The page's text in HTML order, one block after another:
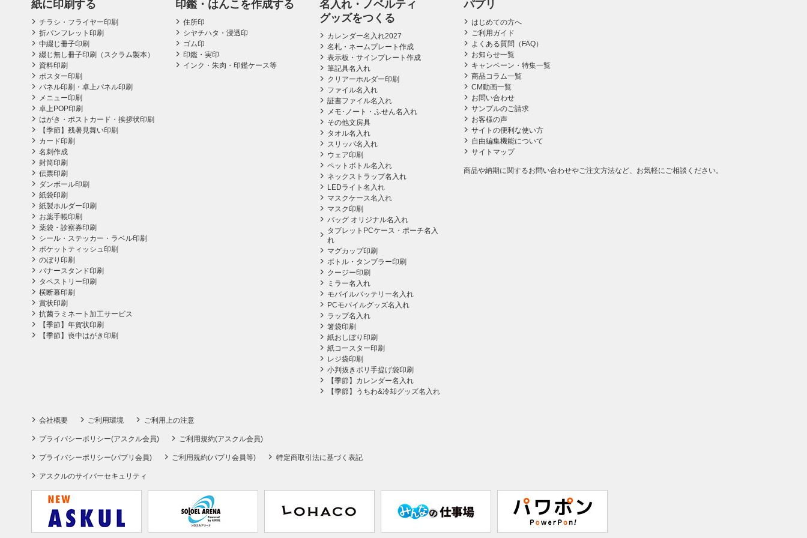
紙に印刷する
チラシ・フライヤー印刷
折パンフレット印刷
中綴じ冊子印刷
綴じ無し冊子印刷（スクラム製本）
資料印刷
ポスター印刷
パネル印刷・卓上パネル印刷
メニュー印刷
卓上POP印刷
はがき・ポストカード・挨拶状印刷
【季節】残暑見舞い印刷
カード印刷
名刺作成
封筒印刷
伝票印刷
ダンボール印刷
紙袋印刷
紙製ホルダー印刷
お薬手帳印刷
薬袋・診察券印刷
シール・ステッカー・ラベル印刷
ポケットティッシュ印刷
のぼり印刷
バナースタンド印刷
タペストリー印刷
横断幕印刷
賞状印刷
抗菌ラミネート加工サービス
【季節】年賀状印刷
【季節】喪中はがき印刷
印鑑・はんこを作成する
住所印
シヤチハタ・浸透印
ゴム印
印鑑・実印
インク・朱肉・印鑑ケース等
名入れ・ノベルティ
グッズをつくる
カレンダー名入れ2027
名札・ネームプレート作成
表示板・サインプレート作成
筆記具名入れ
クリアーホルダー印刷
ファイル名入れ
証書ファイル名入れ
メモ･ノート・ふせん名入れ
その他文房具
タオル名入れ
スリッパ名入れ
ウェア印刷
ペットボトル名入れ
ネックストラップ名入れ
LEDライト名入れ
マスクケース名入れ
マスク印刷
バッグ オリジナル名入れ
タブレットPCケース・ポーチ名入
れ
マグカップ印刷
ボトル・タンブラー印刷
クージー印刷
ミラー名入れ
モバイルバッテリー名入れ
PCモバイルグッズ名入れ
ラップ名入れ
箸袋印刷
紙おしぼり印刷
紙コースター印刷
レジ袋印刷
小判抜きポリ手提げ袋印刷
【季節】カレンダー名入れ
【季節】うちわ&冷却グッズ名入れ
パプリ
はじめての方へ
ご利用ガイド
よくある質問（FAQ）
お知らせ一覧
キャンペーン・特集一覧
商品コラム一覧
CM動画一覧
お問い合わせ
サンプルのご請求
お客様の声
サイトの便利な使い方
自由編集機能について
サイトマップ
商品や納期に関するお問い合わせやご注文方法など、お気軽にご相談ください。
会社概要 ご利用環境 ご利用上の注意
プライバシーポリシー(アスクル会員) ご利用規約(アスクル会員)
プライバシーポリシー(パプリ会員) ご利用規約(パプリ会員等) 特定商取引法に基づく表記
アスクルのサイバーセキュリティ